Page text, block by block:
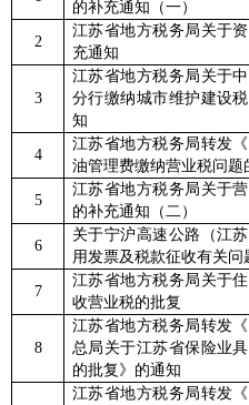
的补充通知（一）
2
江苏省地方税务局关于
充通知
3
江苏省地方税务局关于
分行缴纳城市维护建设
知
4
江苏省地方税务局转发
油管理费缴纳营业税问题
5
江苏省地方税务局关于
的补充通知（二）
6
关于宁沪高速公路（江
用发票及税款征收有关问
7
江苏省地方税务局关于
收营业税的批复
8
江苏省地方税务局转发
总局关于江苏省保险业
的批复》的通知
江苏省地方税务局转发